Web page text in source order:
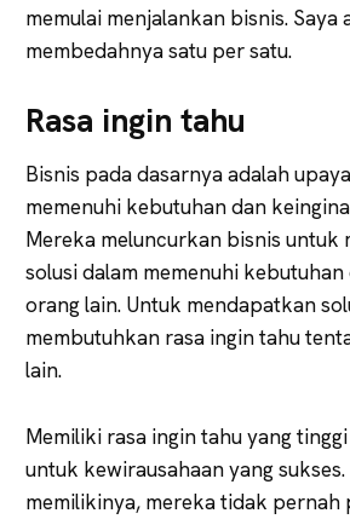
memulai menjalankan bisnis. Saya
membedahnya satu per satu.
Rasa ingin tahu
Bisnis pada dasarnya adalah
memenuhi kebutuhan dan
Mereka meluncurkan bisnis untuk
solusi dalam memenuhi
orang lain. Untuk mendapatkan
membutuhkan rasa ingin tahu
lain.
Memiliki rasa ingin tahu yang
untuk kewirausahaan yang
memilikinya, mereka tidak pernah